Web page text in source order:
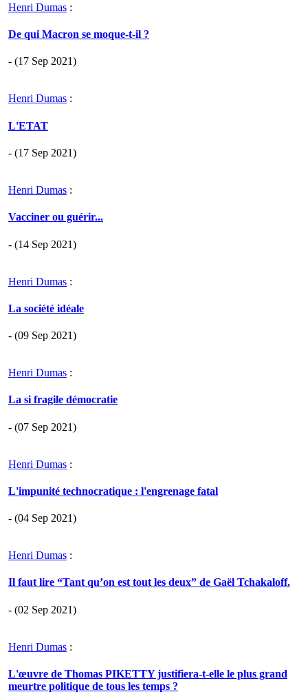
Henri Dumas :
De qui Macron se moque-t-il ?
- (17 Sep 2021)
Henri Dumas :
L'ETAT
- (17 Sep 2021)
Henri Dumas :
Vacciner ou guérir...
- (14 Sep 2021)
Henri Dumas :
La société idéale
- (09 Sep 2021)
Henri Dumas :
La si fragile démocratie
- (07 Sep 2021)
Henri Dumas :
L'impunité technocratique : l'engrenage fatal
- (04 Sep 2021)
Henri Dumas :
Il faut lire “Tant qu’on est tout les deux” de Gaël Tchakaloff.
- (02 Sep 2021)
Henri Dumas :
L'œuvre de Thomas PIKETTY justifiera-t-elle le plus grand
meurtre politique de tous les temps ?